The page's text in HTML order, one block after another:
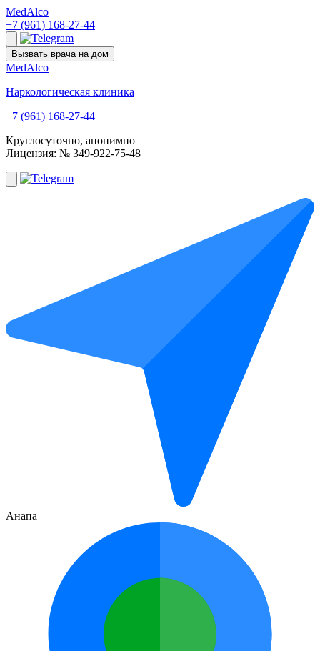
MedAlco
+7 (961) 168-27-44
Вызвать врача на дом
MedAlco
Наркологическая клиника
+7 (961) 168-27-44
Круглосуточно, анонимно
Лицензия: № 349-922-75-48
Анапа